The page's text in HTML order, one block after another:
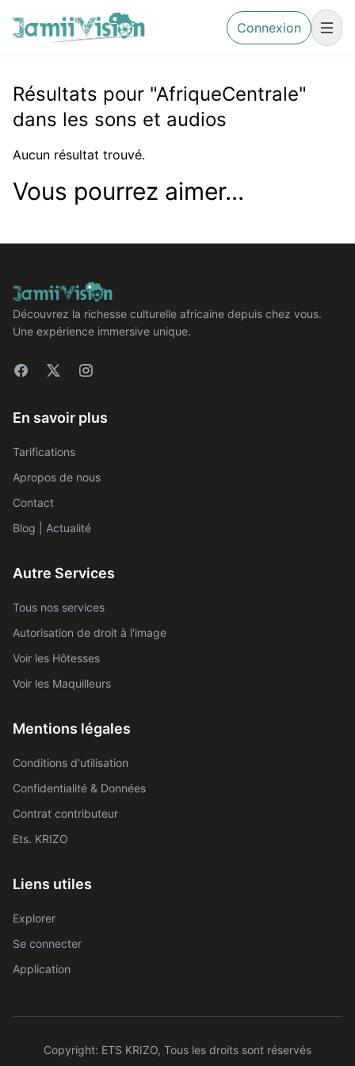
Connexion
Résultats pour "AfriqueCentrale"
dans les sons et audios
Aucun résultat trouvé.
Vous pourrez aimer...
Découvrez la richesse culturelle africaine depuis chez vous.
Une expérience immersive unique.
En savoir plus
Tarifications
Apropos de nous
Contact
Blog | Actualité
Autre Services
Tous nos services
Autorisation de droit à l'image
Voir les Hôtesses
Voir les Maquilleurs
Mentions légales
Conditions d'utilisation
Confidentialité & Données
Contrat contributeur
Ets. KRIZO
Liens utiles
Explorer
Se connecter
Application
Copyright: ETS KRIZO, Tous les droits sont réservés